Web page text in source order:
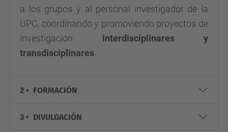
a los grupos y al personal investigador de la
UPC, coordinando y promoviendo proyectos de
investigación interdisciplinares y
transdisciplinares
2 • FORMACIÓN
3 • DIVULGACIÓN